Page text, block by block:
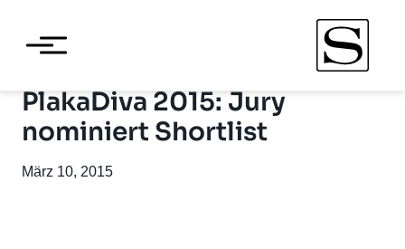
PlakaDiva 2015: Jury
nominiert Shortlist
März 10, 2015